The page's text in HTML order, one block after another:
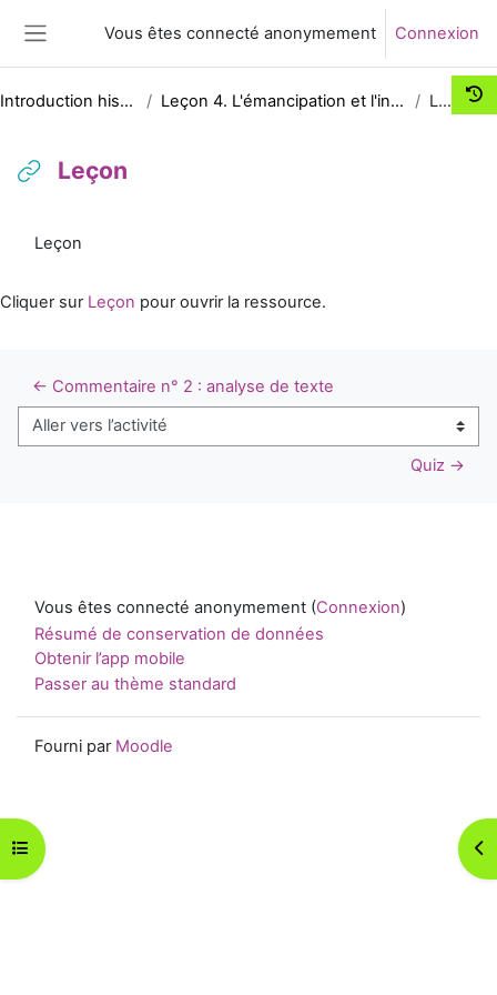
Vous êtes connecté anonymement Connexion
Ouvrir l’index du cours
Introduction historique au droit Leçon 4. L'émancipation et l'influence des droits savants Leçon
Leçon
Leçon
Cliquer sur Leçon pour ouvrir la ressource.
← Commentaire n° 2 : analyse de texte
Aller vers l’activité
Quiz →
Vous êtes connecté anonymement (Connexion)
Résumé de conservation de données
Obtenir l’app mobile
Passer au thème standard
Fourni par Moodle